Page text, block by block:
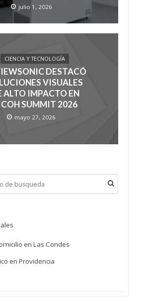
julio 1, 2026
CIENCIA Y TECNOLOGÍA
DESTACÓ
VISUALES
ALTO IMPACTO EN
SUMMIT 2026
mayo 27, 2026
en Las Condes
en Providencia